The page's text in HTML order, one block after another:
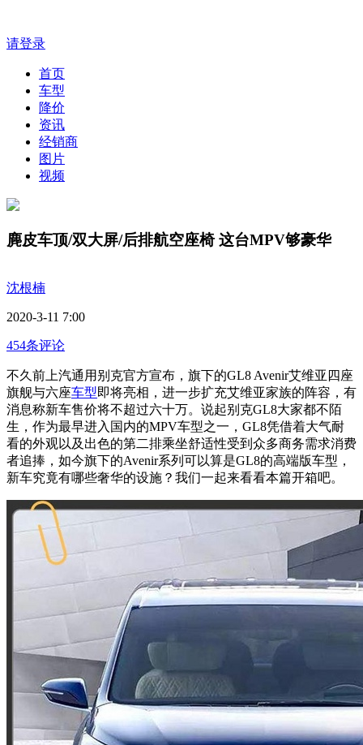
请登录
首页
车型
降价
资讯
经销商
图片
视频
麂皮车顶/双大屏/后排航空座椅 这台MPV够豪华
沈根楠
2020-3-11 7:00
454条评论
不久前上汽通用别克官方宣布，旗下的GL8 Avenir艾维亚四座
旗舰与六座车型即将亮相，进一步扩充艾维亚家族的阵容，有
消息称新车售价将不超过六十万。说起别克GL8大家都不陌
生，作为最早进入国内的MPV车型之一，GL8凭借着大气耐
看的外观以及出色的第二排乘坐舒适性受到众多商务需求消费
者追捧，如今旗下的Avenir系列可以算是GL8的高端版车型，
新车究竟有哪些奢华的设施？我们一起来看看本篇开箱吧。